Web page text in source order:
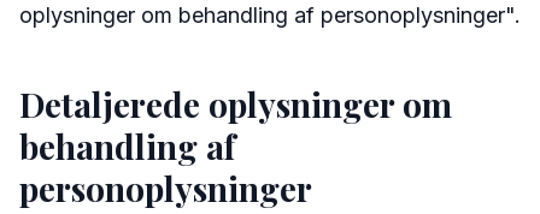
oplysninger om behandling af personoplysninger".
Detaljerede oplysninger om
behandling af
personoplysninger